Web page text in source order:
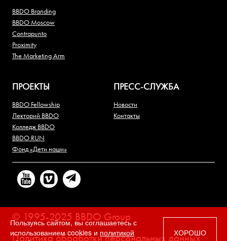
BBDO Branding
BBDO Moscow
Contrapunto
Proximity
The Marketing Arm
ПРОЕКТЫ
BBDO Fellowship
Лекторий BBDO
Колледж BBDO
BBDO RUN
Фонд «Дети наши»
ПРЕСС-СЛУЖБА
Новости
Контакты
© 1995-2025 BBDO Group
Политика обработки персональных данных
Пользуясь сайтом, вы соглашаетесь с
использованием cookies и политикой
ХОРОШО